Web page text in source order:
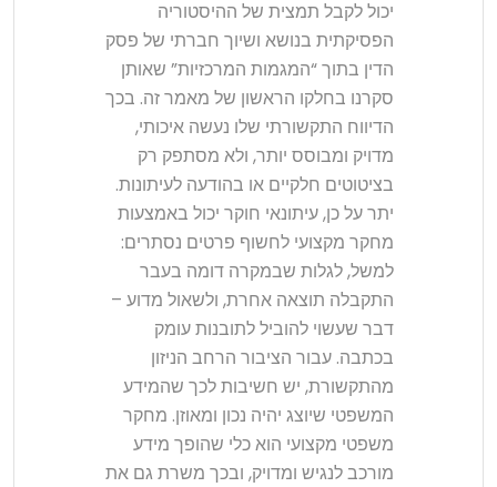
יכול לקבל תמצית של ההיסטוריה
הפסיקתית בנושא ושיוך חברתי של פסק
הדין בתוך “המגמות המרכזיות” שאותן
סקרנו בחלקו הראשון של מאמר זה. בכך
הדיווח התקשורתי שלו נעשה איכותי,
מדויק ומבוסס יותר, ולא מסתפק רק
בציטוטים חלקיים או בהודעה לעיתונות.
יתר על כן, עיתונאי חוקר יכול באמצעות
מחקר מקצועי לחשוף פרטים נסתרים:
למשל, לגלות שבמקרה דומה בעבר
התקבלה תוצאה אחרת, ולשאול מדוע –
דבר שעשוי להוביל לתובנות עומק
בכתבה. עבור הציבור הרחב הניזון
מהתקשורת, יש חשיבות לכך שהמידע
המשפטי שיוצג יהיה נכון ומאוזן. מחקר
משפטי מקצועי הוא כלי שהופך מידע
מורכב לנגיש ומדויק, ובכך משרת גם את